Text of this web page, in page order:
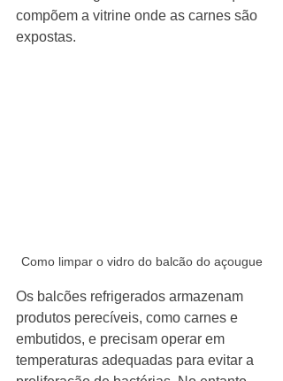
compõem a vitrine onde as carnes são
expostas.
Como limpar o vidro do balcão do açougue
Os balcões refrigerados armazenam
produtos perecíveis, como carnes e
embutidos, e precisam operar em
temperaturas adequadas para evitar a